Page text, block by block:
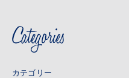
カテゴリー